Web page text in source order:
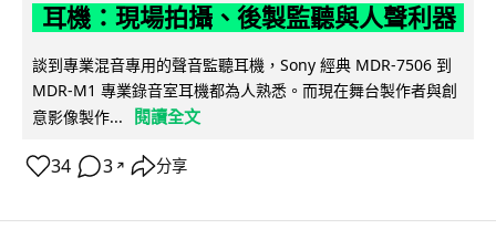
耳機：現場拍攝、後製監聽與人聲利器
談到專業混音專用的聲音監聽耳機，Sony 經典 MDR-7506 到
MDR-M1 專業錄音室耳機都為人熟悉。而現在舞台製作者與創
意影像製作...
閱讀全文
34 3 ↗ 分享